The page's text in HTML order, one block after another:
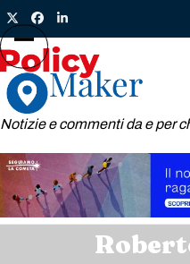
Skip
to
content
TwitterFacebook
LinkedIn
Notizie e commenti da e per
Open
mobile
menu
Close
mobile
menu